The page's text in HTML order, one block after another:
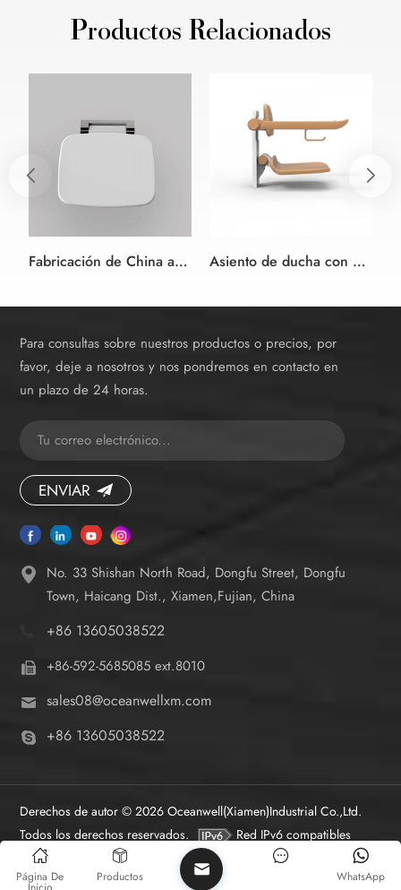
Productos Relacionados
Fabricación de China asiento de ducha plegable bañera de baño montada en la pared Asiento de ducha con Reposabrazos Ajustable para los ancianos
Para consultas sobre nuestros productos o precios, por
favor, deje a nosotros y nos pondremos en contacto en
un plazo de 24 horas.
ENVIAR
No. 33 Shishan North Road, Dongfu Street, Dongfu
Town, Haicang Dist., Xiamen,Fujian, China
+86 13605038522
+86-592-5685085 ext.8010
sales08@oceanwellxm.com
+86 13605038522
Derechos de autor © 2026 Oceanwell(Xiamen)Industrial Co.,Ltd.
Todos los derechos reservados.
Red IPv6 compatibles
Página De Productos WhatsApp